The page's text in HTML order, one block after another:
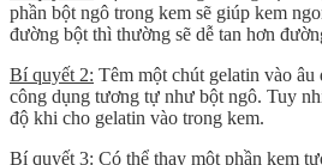
phần bột ngô trong kem sẽ giúp kem
đường bột thì thường sẽ dễ tan hơn
Bí quyết 2: Têm một chút gelatin vào
công dụng tương tự như bột ngô. Tuy
độ khi cho gelatin vào trong kem.
Bí quyết 3: Có thể thay một phần kem